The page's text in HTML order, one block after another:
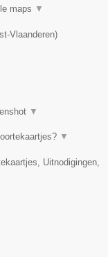
maps ▼
Vlaanderen)
▼
▼
Uitnodigingen,